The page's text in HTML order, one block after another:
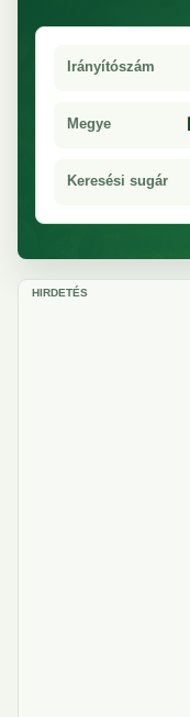
Irányítószám
Megye
Keresési sugár
HIRDETÉS